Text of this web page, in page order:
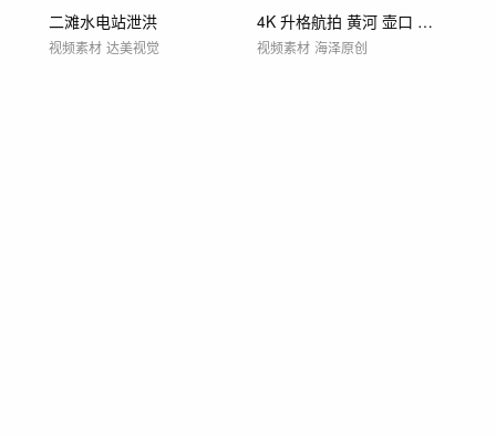
二滩水电站泄洪
视频素材 达美视觉
4K 升格航拍 黄河 壶口 瀑布
视频素材 海泽原创